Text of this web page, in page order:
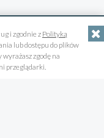
i zgodnie z Polityką
lub dostępu do plików
zgodę na
przeglądarki.